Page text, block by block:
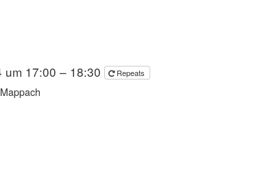
um 17:00 – 18:30 Repeats